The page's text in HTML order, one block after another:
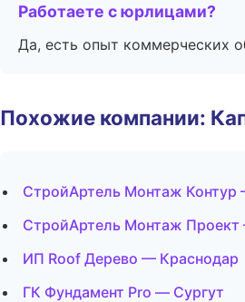
Работаете с юрлицами?
Да, есть опыт коммерческих
Похожие компании:
СтройАртель Монтаж Контур
СтройАртель Монтаж
ИП Roof Дерево — Краснодар
ГК Фундамент Pro — Сургут